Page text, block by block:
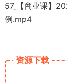
57_【商业课】
例.mp4
资源下载